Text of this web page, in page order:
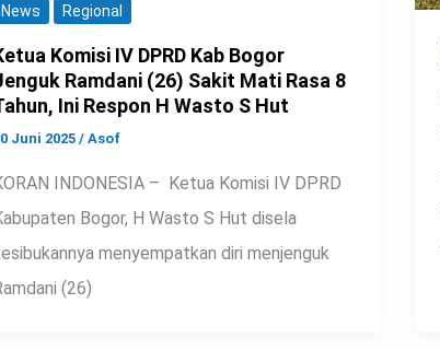
News Regional
Komisi IV DPRD Kab Bogor
Ramdani (26) Sakit Mati Rasa 8
Ini Respon H Wasto S Hut
Juni 2025 / Asof
INDONESIA – Ketua Komisi IV DPRD
Bogor, H Wasto S Hut disela
menyempatkan diri menjenguk
(26)